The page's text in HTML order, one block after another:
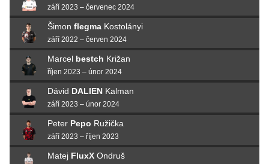
září 2023 – červenec 2024
Šimon flegma Kostolányi
září 2022 – červen 2024
Marcel bestch Križan
říjen 2023 – únor 2024
Dávid DALIEN Kalman
září 2023 – únor 2024
Peter Pepo Ružička
září 2023 – říjen 2023
Matej FluxX Ondruš